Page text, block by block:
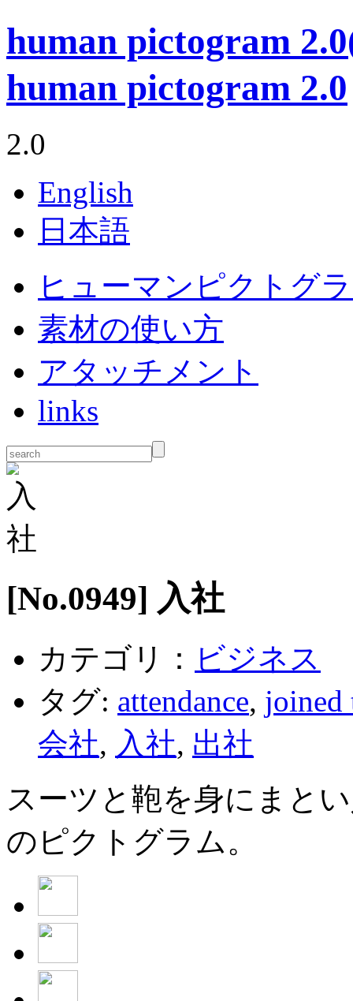
human pictogram
human pictogram 2.0
2.0
English
日本語
ヒューマンピクトグ
素材の使い方
アタッチメント
links
[No.0949] 入社
カテゴリ： ビジネス
タグ: attendance, joined
会社, 入社, 出社
スーツと鞄を身にまと
のピクトグラム。